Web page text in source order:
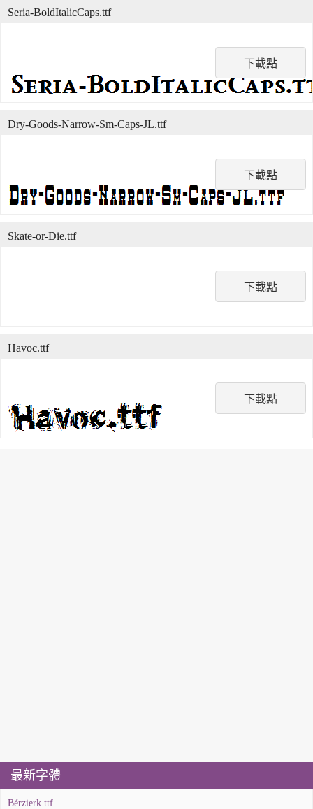
下載點
Seria-BoldItalicCaps.ttf
下載點
Dry-Goods-Narrow-Sm-Caps-JL.ttf
下載點
Skate-or-Die.ttf
下載點
Havoc.ttf
最新字體
Bérzierk.ttf